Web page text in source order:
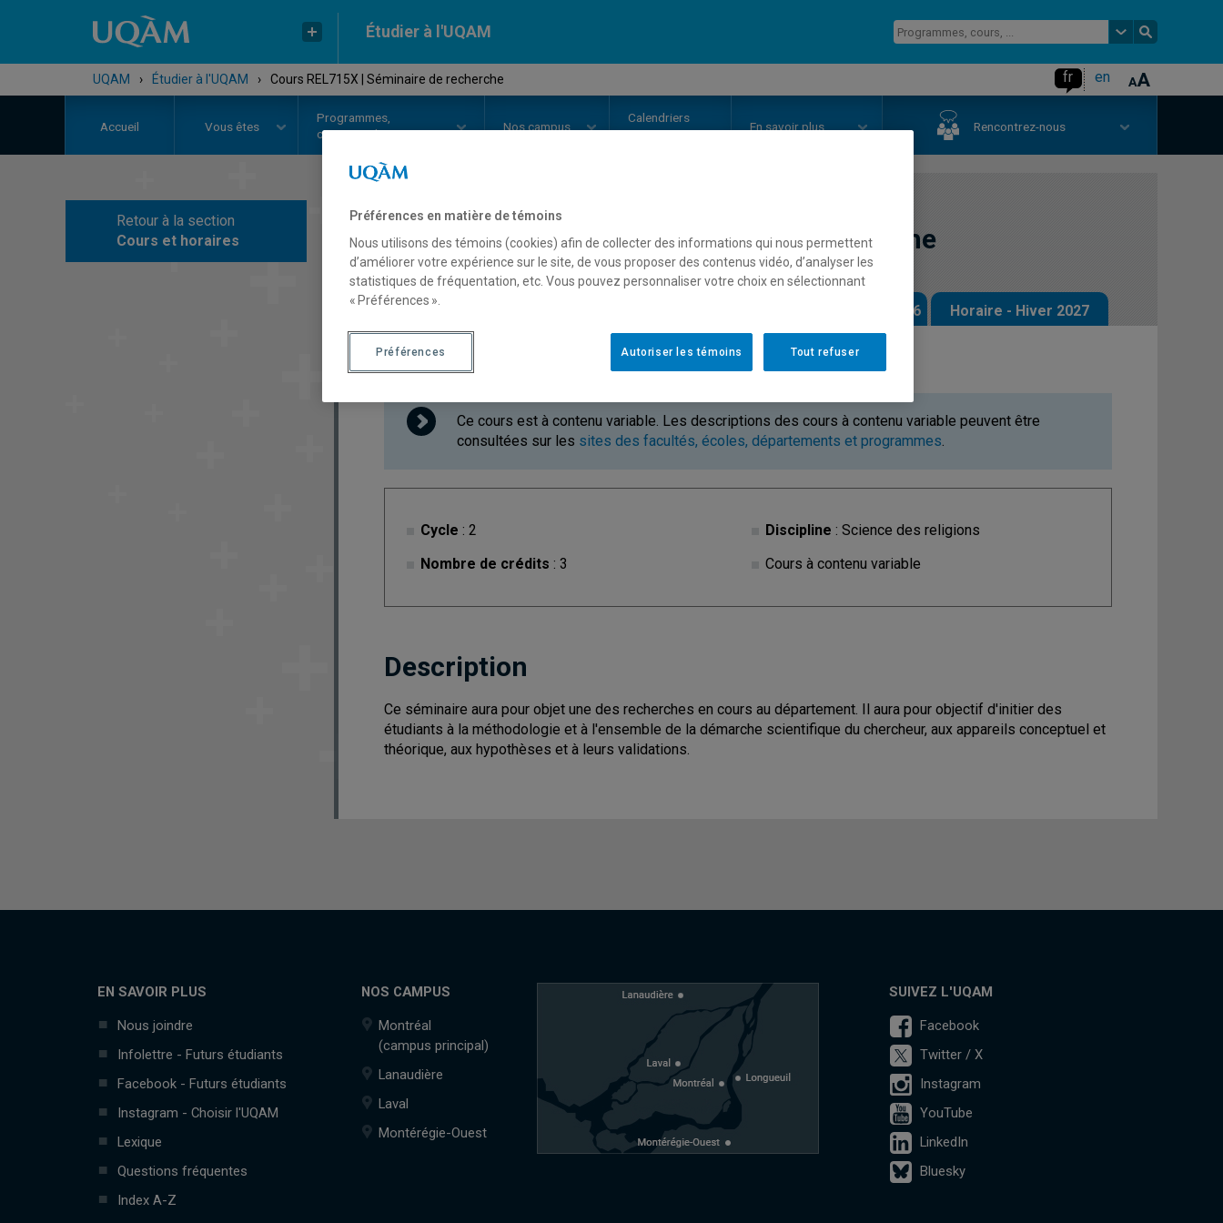
Étudier à l'UQAM
UQAM › Étudier à l'UQAM › Cours REL715X | Séminaire de recherche fr en
Accueil Vous êtes
Programmes,
cours et admission
Nos campus
Calendriers
universitaires
En savoir plus Rencontrez-nous
Retour à la section
Cours et horaires
COURS// REL715X-Séminaire de recherche
Description Horaire - Automne 2026 Horaire - Hiver 2027
Ce cours est à contenu variable. Les descriptions des cours à contenu variable peuvent être
consultées sur les sites des facultés, écoles, départements et programmes.
Cycle : 2
Nombre de crédits : 3
Discipline : Science des religions
Cours à contenu variable
Description
Ce séminaire aura pour objet une des recherches en cours au département. Il aura pour objectif d'initier des
étudiants à la méthodologie et à l'ensemble de la démarche scientifique du chercheur, aux appareils conceptuel et
théorique, aux hypothèses et à leurs validations.
EN SAVOIR PLUS
Nous joindre
Infolettre - Futurs étudiants
Facebook - Futurs étudiants
Instagram - Choisir l'UQAM
Lexique
Questions fréquentes
Index A-Z
NOS CAMPUS
Montréal
(campus principal)
Lanaudière
Laval
Montérégie-Ouest
SUIVEZ L'UQAM
Facebook
Twitter / X
Instagram
YouTube
LinkedIn
Bluesky
Préférences en matière de témoins
Nous utilisons des témoins (cookies) afin de collecter des informations qui nous permettent
d’améliorer votre expérience sur le site, de vous proposer des contenus vidéo, d’analyser les
statistiques de fréquentation, etc. Vous pouvez personnaliser votre choix en sélectionnant
« Préférences ».
Tout refuser
Autoriser les témoins
Préférences